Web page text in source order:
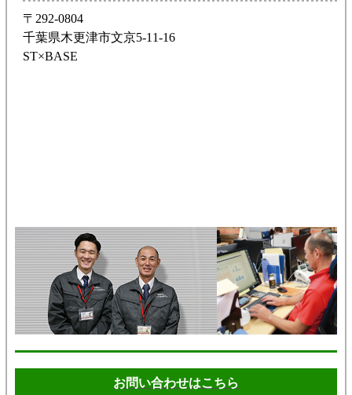
〒292-0804
千葉県木更津市文京5-11-16
ST×BASE
お問い合わせはこちら